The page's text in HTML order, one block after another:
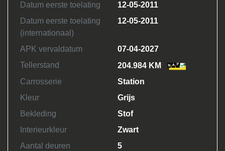
Datum eerste toelating
12-05-2011
Datum eerste toelating
(internationaal)
12-05-2011
APK vervaldatum
07-04-2027
Tellerstand
204.984 KM
Carrosserie
Station
Kleur
Grijs
Bekleding
Stof
Interieurkleur
Zwart
Aantal deuren
5